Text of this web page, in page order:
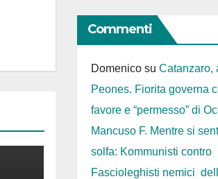
Commenti
Domenicosu Catanzaro,
Peones. Fiorita governa
favore e “permesso” di
Mancuso F. Mentre si
solfa: Kommunisti contro
Fascioleghisti nemici